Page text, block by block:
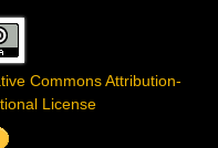
Commons Attribution-
License